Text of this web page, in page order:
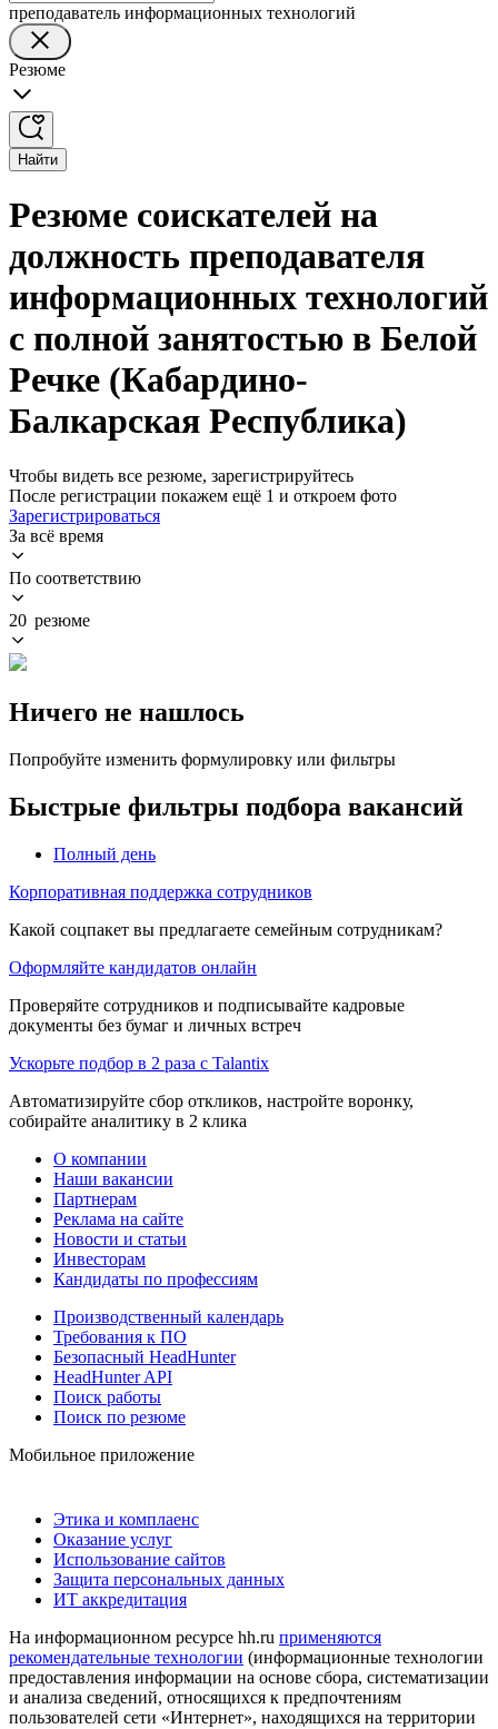
преподаватель информационных технологий
Резюме
Найти
Резюме соискателей на
должность преподавателя
информационных технологий
с полной занятостью в Белой
Речке (Кабардино-
Балкарская Республика)
Чтобы видеть все резюме, зарегистрируйтесь
После регистрации покажем ещё 1 и откроем фото
Зарегистрироваться
За всё время
По соответствию
20 резюме
Ничего не нашлось
Попробуйте изменить формулировку или фильтры
Быстрые фильтры подбора вакансий
Полный день
Корпоративная поддержка сотрудников
Какой соцпакет вы предлагаете семейным сотрудникам?
Оформляйте кандидатов онлайн
Проверяйте сотрудников и подписывайте кадровые
документы без бумаг и личных встреч
Ускорьте подбор в 2 раза с Talantix
Автоматизируйте сбор откликов, настройте воронку,
собирайте аналитику в 2 клика
О компании
Наши вакансии
Партнерам
Реклама на сайте
Новости и статьи
Инвесторам
Кандидаты по профессиям
Производственный календарь
Требования к ПО
Безопасный HeadHunter
HeadHunter API
Поиск работы
Поиск по резюме
Мобильное приложение
Этика и комплаенс
Оказание услуг
Использование сайтов
Защита персональных данных
ИТ аккредитация
На информационном ресурсе hh.ru применяются
рекомендательные технологии (информационные технологии
предоставления информации на основе сбора, систематизации
и анализа сведений, относящихся к предпочтениям
пользователей сети «Интернет», находящихся на территории